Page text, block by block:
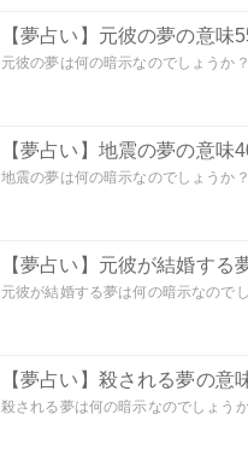
【夢占い】元彼の夢の意味
元彼の夢は何の暗示なのでしょうか
【夢占い】地震の夢の意
地震の夢は何の暗示なのでしょうか
【夢占い】元彼が結婚する
元彼が結婚する夢は何の暗示なので
【夢占い】殺される夢の
殺される夢は何の暗示なのでしょう